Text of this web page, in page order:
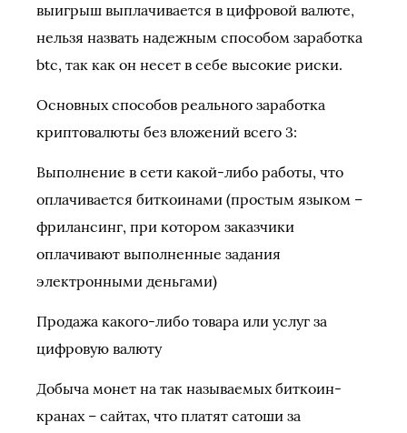
выигрыш выплачивается в цифровой валюте,
нельзя назвать надежным способом заработка
btc, так как он несет в себе высокие риски.
Основных способов реального заработка
криптовалюты без вложений всего 3:
Выполнение в сети какой-либо работы, что
оплачивается биткоинами (простым языком –
фрилансинг, при котором заказчики
оплачивают выполненные задания
электронными деньгами)
Продажа какого-либо товара или услуг за
цифровую валюту
Добыча монет на так называемых биткоин-
кранах – сайтах, что платят сатоши за